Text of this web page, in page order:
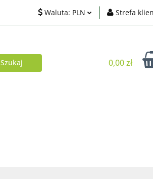
Waluta: PLN Strefa
Dodaj
0,00 zł